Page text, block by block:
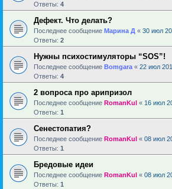
Ответы: 4
Дефект. Что делать?
Последнее сообщение Марина Д « 30 июл
Ответы: 2
Нужны психостимуляторы “SOS”!
Последнее сообщение Bomgara « 22 июл
Ответы: 4
2 вопроса про арипризол
Последнее сообщение RomanKul « 16 июл
Ответы: 1
Сенестопатия?
Последнее сообщение RomanKul « 08 июл
Ответы: 1
Бредовые идеи
Последнее сообщение RomanKul « 08 июл
Ответы: 1